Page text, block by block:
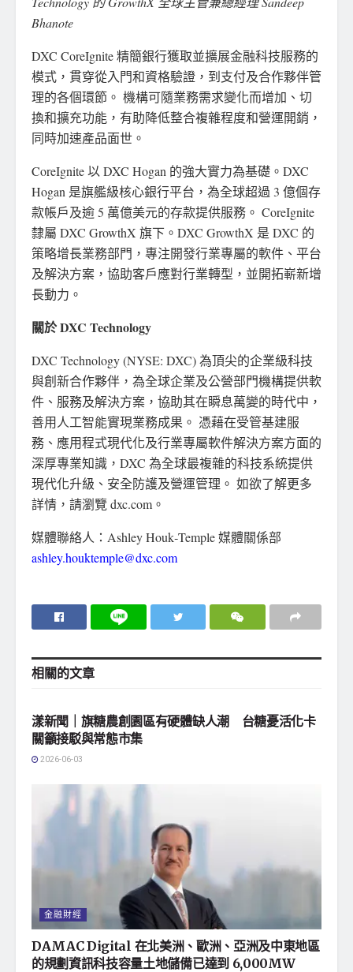
Bhanote
DXC CoreIgnite 精簡銀行獲取並擴展金融科技服務的
模式，貫穿從入門和資格驗證，到支付及合作夥伴管
理的各個環節。 機構可隨業務需求變化而增加、切
換和擴充功能，有助降低整合複雜程度和營運開銷，
同時加速產品面世。
CoreIgnite 以 DXC Hogan 的強大實力為基礎。DXC
Hogan 是旗艦級核心銀行平台，為全球超過 3 億個存
款帳戶及逾 5 萬億美元的存款提供服務。 CoreIgnite
隸屬 DXC GrowthX 旗下。DXC GrowthX 是 DXC 的
策略增長業務部門，專注開發行業專屬的軟件、平台
及解決方案，協助客戶應對行業轉型，並開拓嶄新增
長動力。
關於 DXC Technology
DXC Technology (NYSE: DXC) 為頂尖的企業級科技
與創新合作夥伴，為全球企業及公營部門機構提供軟
件、服務及解決方案，協助其在瞬息萬變的時代中，
善用人工智能實現業務成果。 憑藉在受管基建服
務、應用程式現代化及行業專屬軟件解決方案方面的
深厚專業知識，DXC 為全球最複雜的科技系統提供
現代化升級、安全防護及營運管理。 如欲了解更多
詳情，請瀏覽 dxc.com。
媒體聯絡人：Ashley Houk‑Temple 媒體關係部
ashley.houktemple@dxc.com
相關的文章
漾新聞｜旗糖農創園區有硬體缺人潮 台糖憂活化卡
關籲接駁與常態市集
2026-06-03
金融財經
DAMAC Digital 在北美洲、歐洲、亞洲及中東地區
的規劃資訊科技容量土地儲備已達到 6,000MW